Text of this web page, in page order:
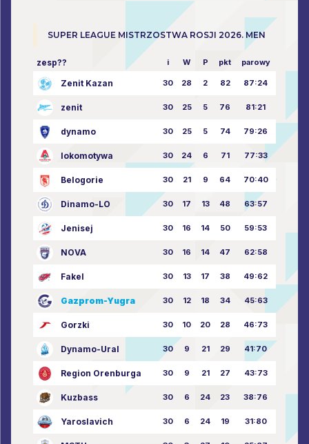
SUPER LEAGUE MISTRZOSTWA ROSJI 2026. MEN
zesp?? i W P pkt parowy
Zenit Kazan 30 28 2 82 87:24
zenit 30 25 5 76 81:21
dynamo 30 25 5 74 79:26
lokomotywa 30 24 6 71 77:33
Belogorie 30 21 9 64 70:40
Dinamo-LO 30 17 13 48 63:57
Jenisej 30 16 14 50 59:53
NOVA 30 16 14 47 62:58
Fakel 30 13 17 38 49:62
Gazprom-Yugra 30 12 18 34 45:63
Gorzki 30 10 20 28 46:73
Dynamo-Ural 30 9 21 29 41:70
Region Orenburga 30 9 21 27 43:73
Kuzbass 30 6 24 23 38:76
Yaroslavich 30 6 24 19 31:80